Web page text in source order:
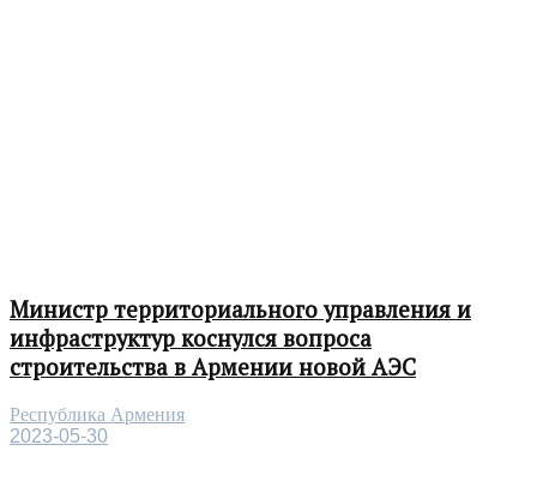
Министр территориального управления и
инфраструктур коснулся вопроса
строительства в Армении новой АЭС
Республика Армения
2023-05-30